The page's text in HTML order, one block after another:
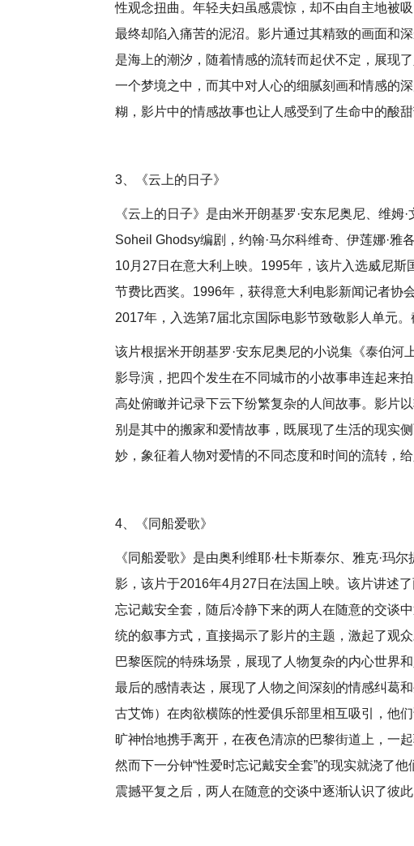
性观念扭曲。年轻夫妇虽感震惊，却不由自主地被
最终却陷入痛苦的泥沼。影片通过其精致的画面和
是海上的潮汐，随着情感的流转而起伏不定，展现
一个梦境之中，而其中对人心的细腻刻画和情感的
糊，影片中的情感故事也让人感受到了生命中的酸甜
3、《云上的日子》
《云上的日子》是由米开朗基罗·安东尼奥尼、维姆
Soheil Ghodsy编剧，约翰·马尔科维奇、伊莲娜·雅
10月27日在意大利上映。1995年，该片入选威尼
节费比西奖。1996年，获得意大利电影新闻记者协
2017年，入选第7届北京国际电影节致敬影人单元
该片根据米开朗基罗·安东尼奥尼的小说集《泰伯
影导演，把四个发生在不同城市的小故事串连起来
高处俯瞰并记录下云下纷繁复杂的人间故事。影片
别是其中的搬家和爱情故事，既展现了生活的现实
妙，象征着人物对爱情的不同态度和时间的流转，给
4、《同船爱歌》
《同船爱歌》是由奥利维耶·杜卡斯泰尔、雅克·玛
影，该片于2016年4月27日在法国上映。该片讲述
忘记戴安全套，随后冷静下来的两人在随意的交谈
统的叙事方式，直接揭示了影片的主题，激起了观
巴黎医院的特殊场景，展现了人物复杂的内心世界
最后的感情表达，展现了人物之间深刻的情感纠葛
古艾饰）在肉欲横陈的性爱俱乐部里相互吸引，他
旷神怡地携手离开，在夜色清凉的巴黎街道上，一
然而下一分钟“性爱时忘记戴安全套”的现实就浇了
震撼平复之后，两人在随意的交谈中逐渐认识了彼此